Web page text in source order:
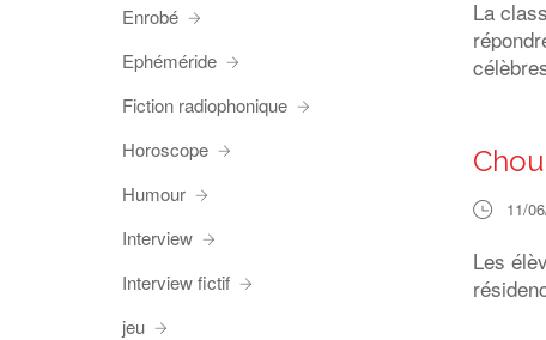
La
11/
Les
Enrobé
Ephéméride
Fiction radiophonique
Horoscope
Humour
Interview
Interview fictif
jeu